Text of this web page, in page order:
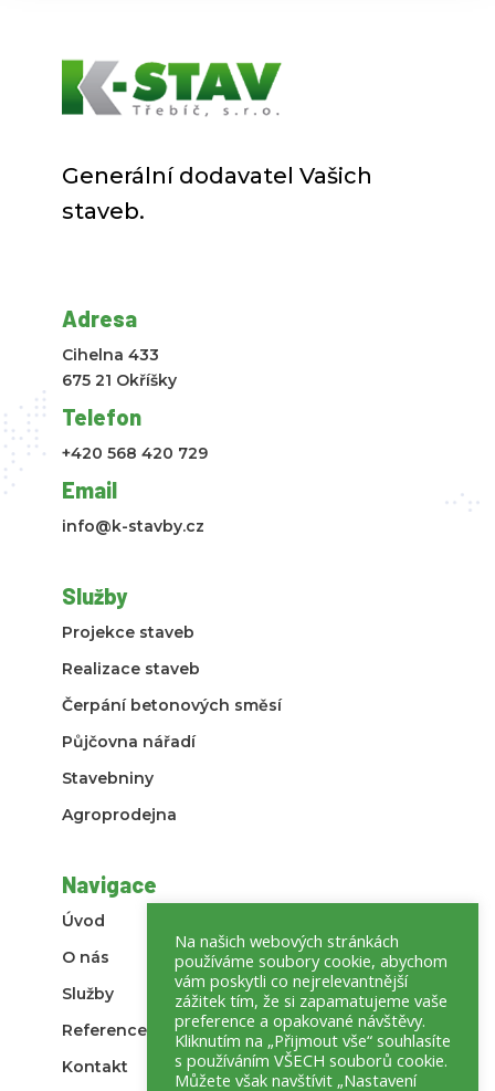
Generální dodavatel Vašich
staveb.
Adresa
Cihelna 433
675 21 Okříšky
Telefon
+420 568 420 729
Email
info@k-stavby.cz
Služby
Projekce staveb
Realizace staveb
Čerpání betonových směsí
Půjčovna nářadí
Stavebniny
Agroprodejna
Navigace
Úvod
O nás
Služby
Reference
Kontakt
Na našich webových stránkách
používáme soubory cookie, abychom
vám poskytli co nejrelevantnější
zážitek tím, že si zapamatujeme vaše
preference a opakované návštěvy.
Kliknutím na „Přijmout vše“ souhlasíte
s používáním VŠECH souborů cookie.
Můžete však navštívit „Nastavení